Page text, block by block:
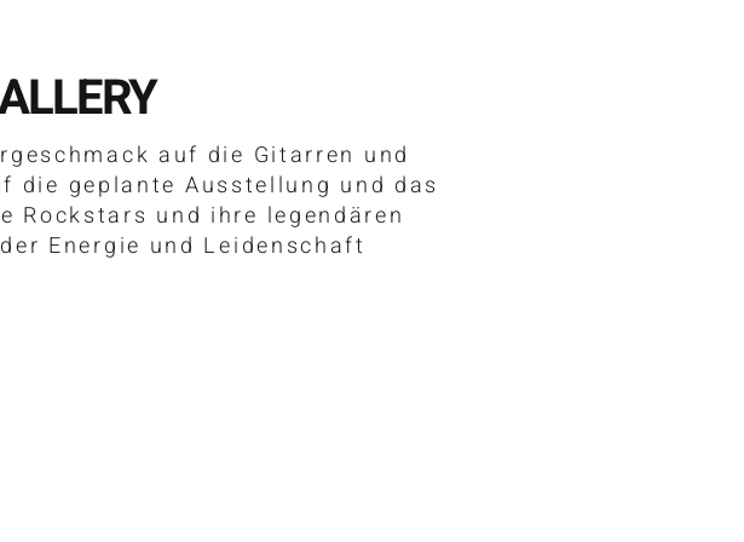
auf die Gitarren und
geplante Ausstellung und das
Rockstars und ihre legendären
Energie und Leidenschaft